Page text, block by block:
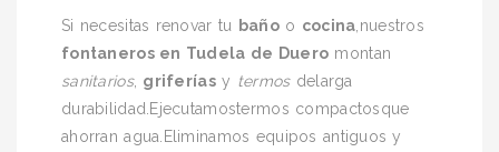
Si necesitas renovar tu bañoo cocina ,nuestros
fontaneros en Tudela de Duero montan
sanitarios, griferíasy termosdelarga
durabilidad.Ejecutamostermos compactosque
ahorran agua.Eliminamos equipos antiguos y